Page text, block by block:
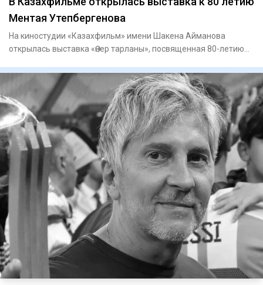
Ментая Утепбергенова
На киностудии «Казахфильм» имени Шакена Айманова
открылась выставка «Өнер тарланы», посвященная 80-летию